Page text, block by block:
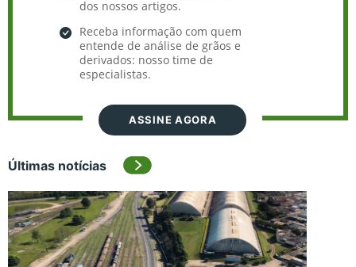
dos nossos artigos.
Receba informação com quem
entende de análise de grãos e
derivados: nosso time de
especialistas.
ASSINE AGORA
Últimas notícias